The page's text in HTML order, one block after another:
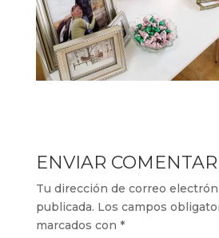
ENVIAR
Tu dirección de correo
publicada. Los campos
marcados con *